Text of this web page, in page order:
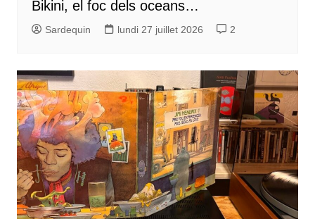
Bikini, el foc dels oceans…
Sardequin lundi 27 juillet 2026 2